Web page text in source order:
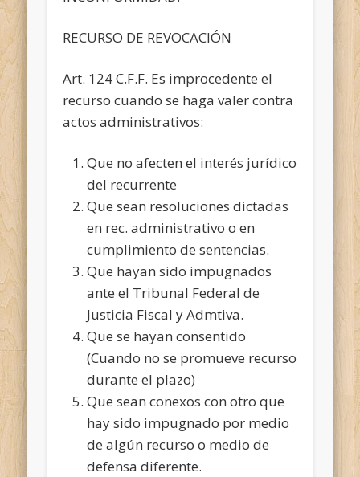
RECURSO DE REVOCACIÓN
Art. 124 C.F.F. Es improcedente el
recurso cuando se haga valer contra
actos administrativos:
Que no afecten el interés jurídico
del recurrente
Que sean resoluciones dictadas
en rec. administrativo o en
cumplimiento de sentencias.
Que hayan sido impugnados
ante el Tribunal Federal de
Justicia Fiscal y Admtiva.
Que se hayan consentido
(Cuando no se promueve recurso
durante el plazo)
Que sean conexos con otro que
hay sido impugnado por medio
de algún recurso o medio de
defensa diferente.